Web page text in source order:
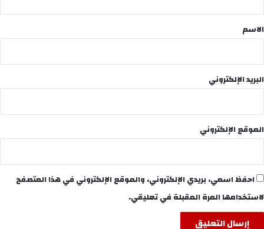
*
الاسم
البريد الإلكتروني
الموقع الإلكتروني
احفظ اسمي، بريدي الإلكتروني، والموقع الإلكتروني في هذا المتصفح
لاستخدامها المرة المقبلة في تعليقي.